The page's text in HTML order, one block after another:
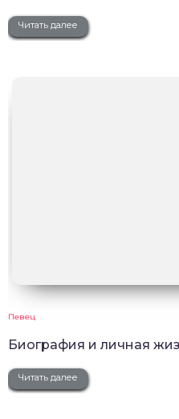
Читать далее
Певец
Биография и личная
Читать далее